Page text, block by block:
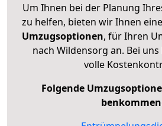
Um Ihnen bei der Planung
zu helfen, bieten wir Ihnen eine
Umzugsoptionen, für Ihren
nach Wildensorg an. Bei
volle
Folgende